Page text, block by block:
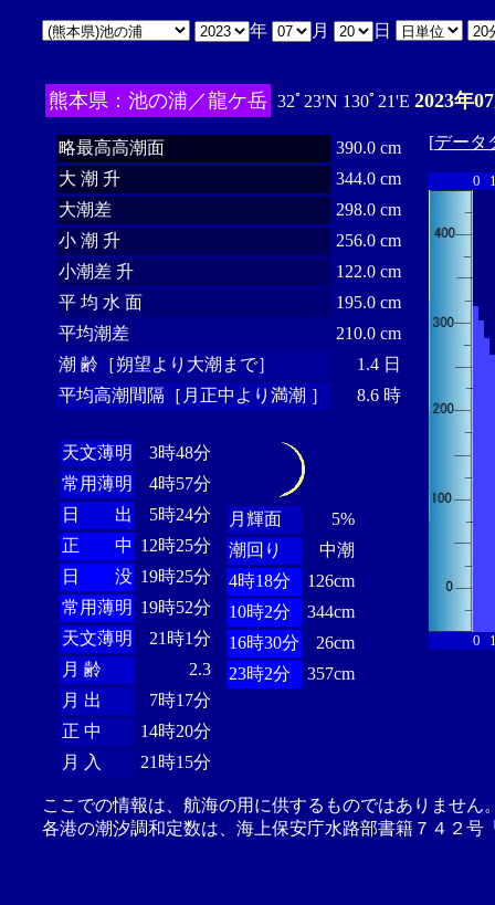
年 月 日
熊本県：池の浦／龍ケ岳 32ﾟ23'N 130ﾟ21'E 2023年
略最高高潮面
390.0 cm
大 潮 升
344.0 cm
大潮差
298.0 cm
小 潮 升
256.0 cm
小潮差 升
122.0 cm
平 均 水 面
195.0 cm
平均潮差
210.0 cm
潮 齢［朔望より大潮まで］
1.4 日
平均高潮間隔［月正中より満潮 ］
8.6 時
天文薄明
3時48分
常用薄明
4時57分
日 出
5時24分
正 中 12時25分
日 没 19時25分
常用薄明 19時52分
天文薄明
21時1分
月 齢
2.3
月 出
7時17分
正 中
14時20分
月 入
21時15分
月輝面
5%
潮回り
中潮
4時18分
126cm
10時2分
344cm
16時30分
26cm
23時2分
357cm
[データ
0
0
ここでの情報は、航海の用に供するものではありませ
各港の潮汐調和定数は、海上保安庁水路部書籍７４２